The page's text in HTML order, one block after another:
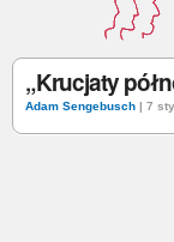
„Krucjaty
Adam Sengebusch | 7